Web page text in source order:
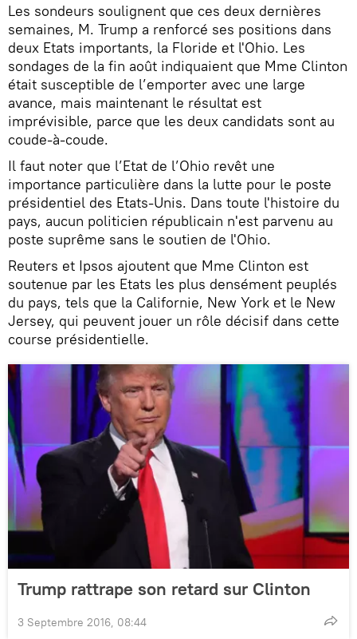
Les sondeurs soulignent que ces deux dernières
semaines, M. Trump a renforcé ses positions dans
deux Etats importants, la Floride et l'Ohio. Les
sondages de la fin août indiquaient que Mme Clinton
était susceptible de l’emporter avec une large
avance, mais maintenant le résultat est
imprévisible, parce que les deux candidats sont au
coude-à-coude.
Il faut noter que l’Etat de l’Ohio revêt une
importance particulière dans la lutte pour le poste
présidentiel des Etats-Unis. Dans toute l'histoire du
pays, aucun politicien républicain n'est parvenu au
poste suprême sans le soutien de l'Ohio.
Reuters et Ipsos ajoutent que Mme Clinton est
soutenue par les Etats les plus densément peuplés
du pays, tels que la Californie, New York et le New
Jersey, qui peuvent jouer un rôle décisif dans cette
course présidentielle.
Trump rattrape son retard sur Clinton
3 Septembre 2016, 08:44